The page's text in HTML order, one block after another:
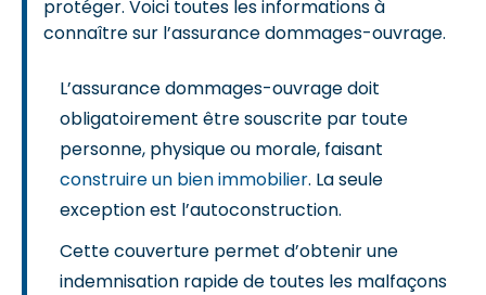
protéger. Voici toutes les informations à
connaître sur l’assurance dommages-ouvrage.
L’assurance dommages-ouvrage doit
obligatoirement être souscrite par toute
personne, physique ou morale, faisant
construire un bien immobilier. La seule
exception est l’autoconstruction.
Cette couverture permet d’obtenir une
indemnisation rapide de toutes les malfaçons